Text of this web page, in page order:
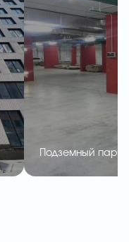
Подземный